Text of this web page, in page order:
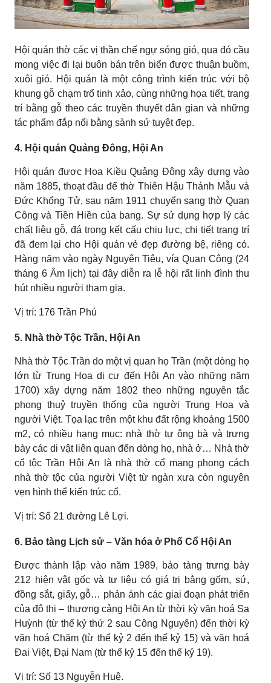
Hội quán thờ các vị thần chế ngự sóng gió, qua đó cầu
mong việc đi lại buôn bán trên biển được thuận buồm,
xuôi gió. Hội quán là một công trình kiến trúc với bộ
khung gỗ chạm trổ tinh xảo, cùng những họa tiết, trang
trí bằng gỗ theo các truyền thuyết dân gian và những
tác phẩm đắp nổi bằng sành sứ tuyệt đẹp.
4. Hội quán Quảng Đông, Hội An
Hội quán được Hoa Kiều Quảng Đông xây dựng vào
năm 1885, thoạt đầu để thờ Thiên Hậu Thánh Mẫu và
Đức Khổng Tử, sau năm 1911 chuyển sang thờ Quan
Công và Tiền Hiền của bang. Sự sử dụng hợp lý các
chất liệu gỗ, đá trong kết cấu chịu lực, chi tiết trang trí
đã đem lại cho Hội quán vẻ đẹp đường bệ, riêng có.
Hàng năm vào ngày Nguyên Tiêu, vía Quan Công (24
tháng 6 Âm lịch) tại đây diễn ra lễ hội rất linh đình thu
hút nhiều người tham gia.
Vị trí: 176 Trần Phú
5. Nhà thờ Tộc Trần, Hội An
Nhà thờ Tộc Trần do một vị quan họ Trần (một dòng họ
lớn từ Trung Hoa di cư đến Hội An vào những năm
1700) xây dựng năm 1802 theo những nguyên tắc
phong thuỷ truyền thống của người Trung Hoa và
người Việt. Tọa lạc trên một khu đất rộng khoảng 1500
m2, có nhiều hạng mục: nhà thờ tự ông bà và trưng
bày các di vật liên quan đến dòng họ, nhà ở… Nhà thờ
cổ tộc Trần Hội An là nhà thờ cổ mang phong cách
nhà thờ tộc của người Việt từ ngàn xưa còn nguyên
vẹn hình thể kiến trúc cổ.
Vị trí: Số 21 đường Lê Lợi.
6. Bảo tàng Lịch sử – Văn hóa ở Phố Cổ Hội An
Được thành lập vào năm 1989, bảo tàng trưng bày
212 hiện vật gốc và tư liệu có giá trị bằng gốm, sứ,
đồng sắt, giấy, gỗ… phản ánh các giai đoạn phát triển
của đô thị – thương cảng Hội An từ thời kỳ văn hoá Sa
Huỳnh (từ thế kỷ thứ 2 sau Công Nguyên) đến thời kỳ
văn hoá Chăm (từ thế kỷ 2 đến thế kỷ 15) và văn hoá
Đai Việt, Đại Nam (từ thế kỷ 15 đến thế kỷ 19).
Vị trí: Số 13 Nguyễn Huệ.